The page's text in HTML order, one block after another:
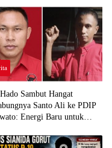
Sambut Hangat
Santo Ali ke PDIP
Energi Baru untuk